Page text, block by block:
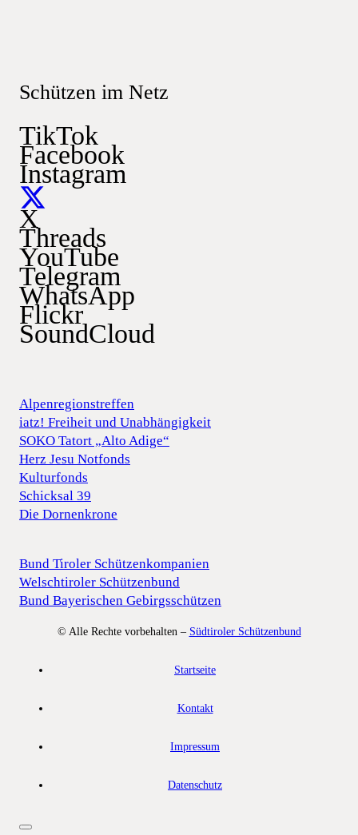
Schützen im Netz
TikTok
Facebook
Instagram
X
Threads
YouTube
Telegram
WhatsApp
Flickr
SoundCloud
Alpenregionstreffen
iatz! Freiheit und Unabhängigkeit
SOKO Tatort „Alto Adige“
Herz Jesu Notfonds
Kulturfonds
Schicksal 39
Die Dornenkrone
Bund Tiroler Schützenkompanien
Welschtiroler Schützenbund
Bund Bayerischen Gebirgsschützen
© Alle Rechte vorbehalten – Südtiroler Schützenbund
Startseite
Kontakt
Impressum
Datenschutz